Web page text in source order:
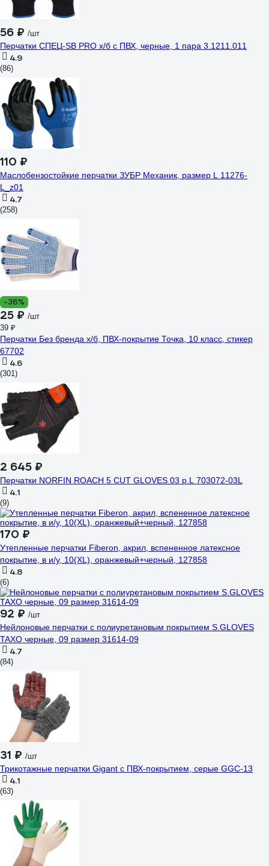
56 ₽ /шт
Перчатки СПЕЦ-SB PRO х/б с ПВХ, черные, 1 пара 3.1211.011
4.9
(86)
110 ₽
Маслобензостойкие перчатки ЗУБР Механик, размер L 11276-
L_z01
4.7
(258)
-36%
25 ₽ /шт
39 ₽
Перчатки Без бренда х/б, ПВХ-покрытие Точка, 10 класс, стикер
67702
4.6
(301)
2 645 ₽
Перчатки NORFIN ROACH 5 CUT GLOVES 03 р.L 703072-03L
4.1
(9)
170 ₽
Утепленные перчатки Fiberon, акрил, вспененное латексное
покрытие, в и/у, 10(XL), оранжевый+черный, 127858
4.8
(6)
92 ₽ /шт
Нейлоновые перчатки с полиуретановым покрытием S.GLOVES
TAXO черные, 09 размер 31614-09
4.7
(84)
31 ₽ /шт
Трикотажные перчатки Gigant с ПВХ-покрытием, серые GGC-13
4.1
(63)